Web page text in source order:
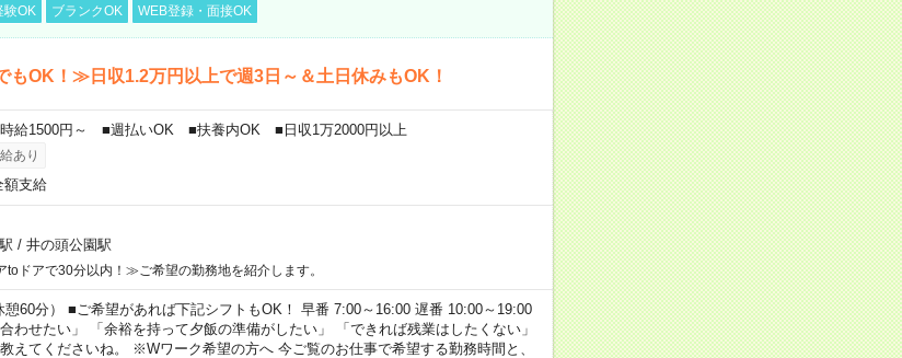
験OK ブランクOK WEB登録・面接OK
OK！≫日収1.2万円以上で週3日～＆土日休みもOK！
時給1500円～ ■週払いOK ■扶養内OK ■日収1万2000円以上
あり
額支給
/ 井の頭公園駅
ドアで30分以内！≫ご希望の勤務地を紹介します。
憩60分） ■ご希望があれば下記シフトもOK！ 早番 7:00～16:00 遅番 10:00～19:00
合わせたい」 「余裕を持って夕飯の準備がしたい」 「できれば残業はしたくない」
えてくださいね。 ※Wワーク希望の方へ 今ご覧のお仕事で希望する勤務時間と、